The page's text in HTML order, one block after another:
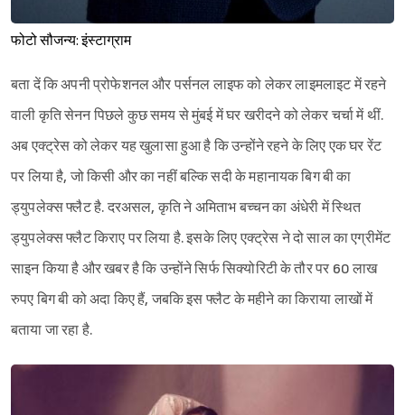
फोटो सौजन्य: इंस्टाग्राम
बता दें कि अपनी प्रोफेशनल और पर्सनल लाइफ को लेकर लाइमलाइट में रहने
वाली कृति सेनन पिछले कुछ समय से मुंबई में घर खरीदने को लेकर चर्चा में थीं.
अब एक्ट्रेस को लेकर यह खुलासा हुआ है कि उन्होंने रहने के लिए एक घर रेंट
पर लिया है, जो किसी और का नहीं बल्कि सदी के महानायक बिग बी का
ड्युपलेक्स फ्लैट है. दरअसल, कृति ने अमिताभ बच्चन का अंधेरी में स्थित
ड्युपलेक्स फ्लैट किराए पर लिया है. इसके लिए एक्ट्रेस ने दो साल का एग्रीमेंट
साइन किया है और खबर है कि उन्होंने सिर्फ सिक्योरिटी के तौर पर 60 लाख
रुपए बिग बी को अदा किए हैं, जबकि इस फ्लैट के महीने का किराया लाखों में
बताया जा रहा है.